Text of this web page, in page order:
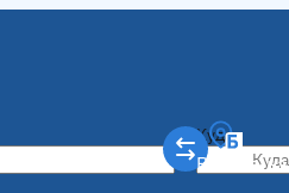
Куда
Ростов-